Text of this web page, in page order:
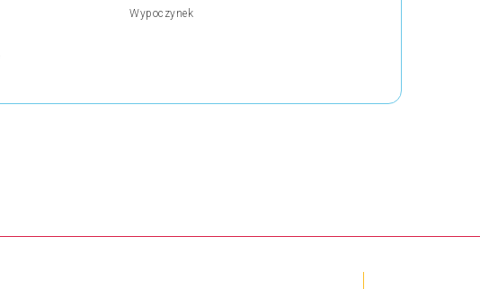
Wypoczynek